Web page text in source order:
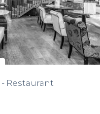
Restaurant